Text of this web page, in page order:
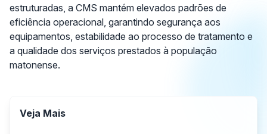
estruturadas, a CMS mantém elevados padrões de
eficiência operacional, garantindo segurança aos
equipamentos, estabilidade ao processo de tratamento e
a qualidade dos serviços prestados à população
matonense.
Veja Mais